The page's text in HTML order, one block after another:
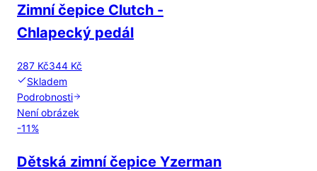
Zimní čepice Clutch -
Chlapecký pedál
287 Kč344 Kč
Skladem
Podrobnosti
Není obrázek
-11%
Dětská zimní čepice Yzerman